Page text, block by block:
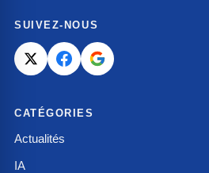
SUIVEZ-NOUS
CATÉGORIES
Actualités
IA